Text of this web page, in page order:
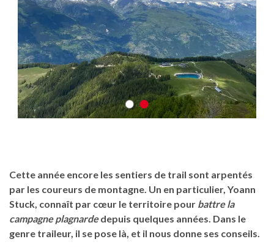
Cette année encore les sentiers de trail sont arpentés
par les coureurs de montagne. Un en particulier, Yoann
Stuck, connaît par cœur le territoire pour battre la
campagne plagnardedepuis quelques années. Dans le
genre traileur, il se pose là, et il nous donne ses conseils.